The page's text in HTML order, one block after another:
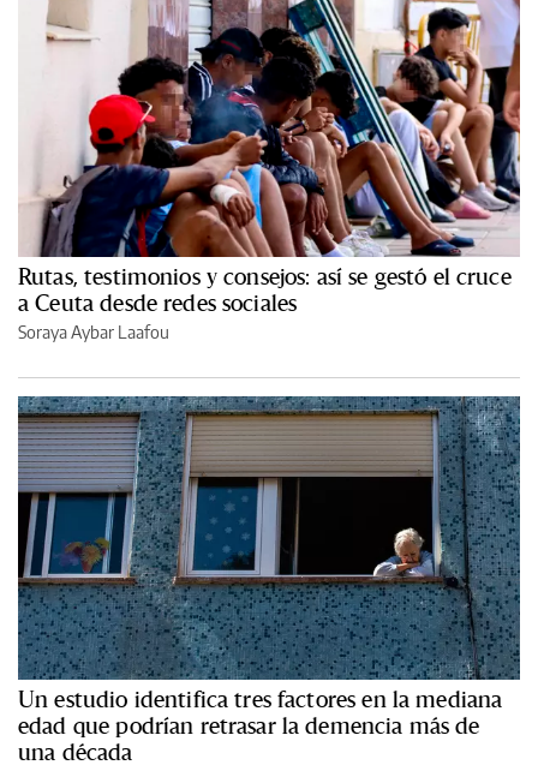
Rutas, testimonios y consejos: así se gestó el cruce
a Ceuta desde redes sociales
Soraya Aybar Laafou
Un estudio identifica tres factores en la mediana
edad que podrían retrasar la demencia más de
una década